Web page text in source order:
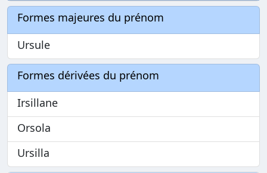
Formes majeures du prénom
Ursule
Formes dérivées du prénom
Irsillane
Orsola
Ursilla